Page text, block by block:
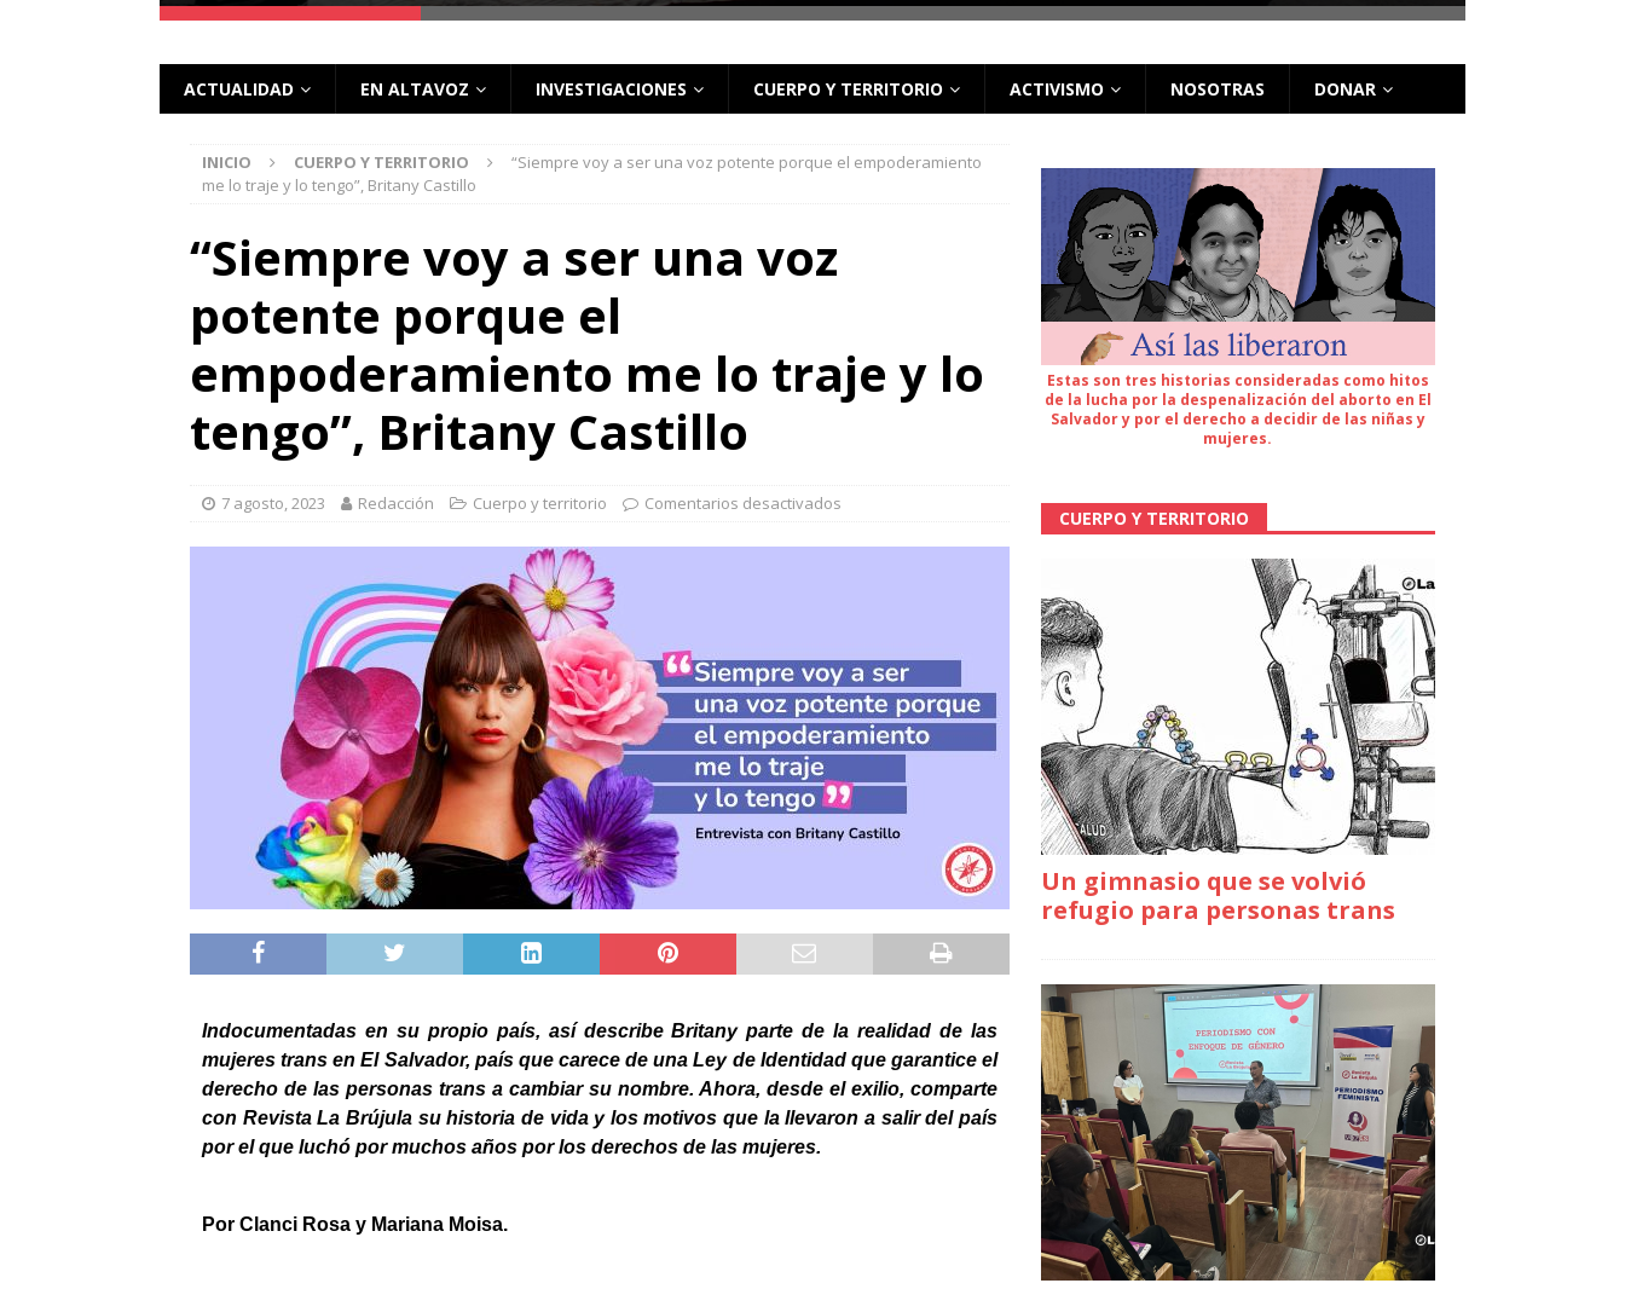
ACTUALIDAD EN ALTAVOZ INVESTIGACIONES CUERPO Y TERRITORIO ACTIVISMO NOSOTRAS DONAR
INICIO CUERPO Y TERRITORIO
“Siempre voy a ser una voz potente porque el empoderamiento
me lo traje y lo tengo”, Britany Castillo
“Siempre voy a ser una voz
potente porque el
empoderamiento me lo traje y lo
tengo”, Britany Castillo
7 agosto, 2023 Redacción Cuerpo y territorio Comentarios desactivados
Indocumentadas en su propio país, así describe Britany parte de la realidad de las
mujeres trans en El Salvador, país que carece de una Ley de Identidad que garantice el
derecho de las personas trans a cambiar su nombre. Ahora, desde el exilio, comparte
con Revista La Brújula su historia de vida y los motivos que la llevaron a salir del país
por el que luchó por muchos años por los derechos de las mujeres.
Por Clanci Rosa y Mariana Moisa.
Estas son tres historias consideradas como hitos
de la lucha por la despenalización del aborto en El
Salvador y por el derecho a decidir de las niñas y
mujeres.
CUERPO Y TERRITORIO
Un gimnasio que se volvió
refugio para personas trans